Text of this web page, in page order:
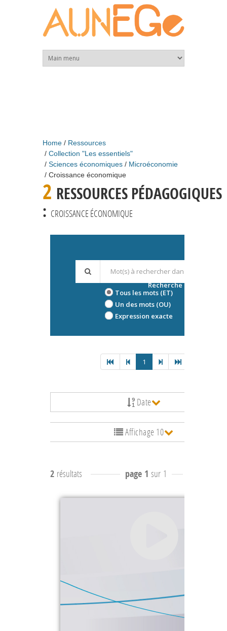
Home
Ressources
Collection "Les essentiels"
Sciences économiques
Microéconomie
Croissance économique
2 RESSOURCES PÉDAGOGIQUES
: CROISSANCE ÉCONOMIQUE
Tous les mots (ET)
Un des mots (OU)
Expression exacte
Recherche avancée
1
Date
Affichage 10
2 résultats page 1 sur 1